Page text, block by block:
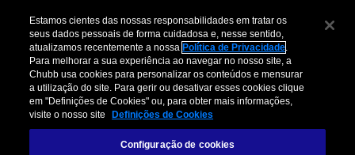
Estamos cientes das nossas responsabilidades em tratar os
seus dados pessoais de forma cuidadosa e, nesse sentido,
atualizamos recentemente a nossa Política de Privacidade.
Para melhorar a sua experiência ao navegar no nosso site, a
Chubb usa cookies para personalizar os conteúdos e mensurar
a utilização do site. Para gerir ou desativar esses cookies clique
em "Definições de Cookies" ou, para obter mais informações,
visite o nosso site
Definições de Cookies
Configuração de cookies